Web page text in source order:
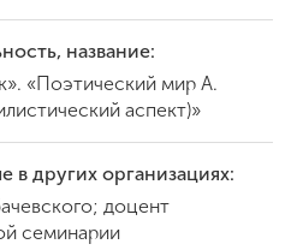
название:
«Поэтический мир А.
аспект)»
других организациях:
доцент
семинарии